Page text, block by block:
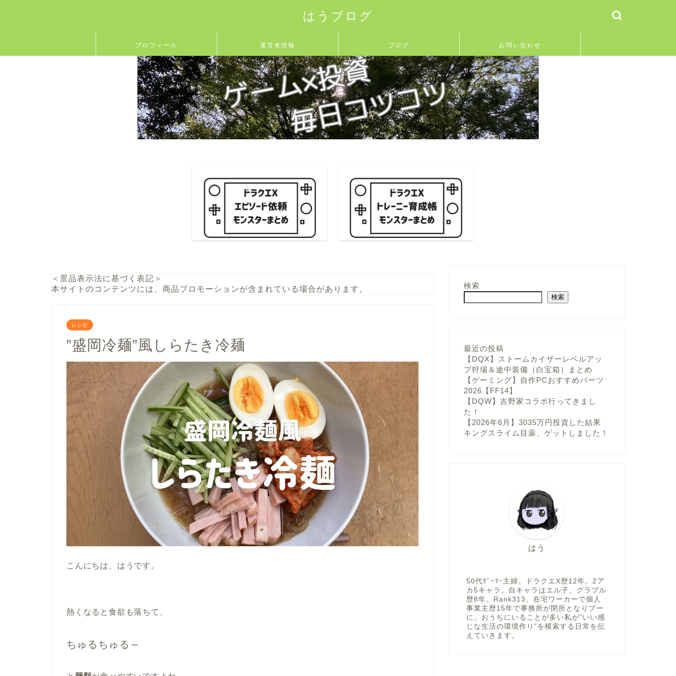
はうブログ
プロフィール 運営者情報 ブログ お問い合わせ
＜景品表示法に基づく表記＞
本サイトのコンテンツには、商品プロモーションが含まれている場合があります。
レシピ
”盛岡冷麺”風しらたき冷麺
こんにちは、はうです。
熱くなると食欲も落ちて、
ちゅるちゅる～
検索
検索
最近の投稿
【DQX】ストームカイザーレベルアッ
プ狩場＆途中装備（白宝箱）まとめ
【ゲーミング】自作PCおすすめパーツ
2026【FF14】
【DQW】吉野家コラボ行ってきまし
た！
【2026年6月】3035万円投資した結果
キングスライム目薬、ゲットしました！
はう
50代ｹﾞｰﾏｰ主婦。ドラクエX歴12年。2ア
カ5キャラ。自キャラはエル子。グラブル
歴8年。Rank313。在宅ワーカーで個人
事業主歴15年で事務所が閉所となりプー
に。おうちにいることが多い私が”いい感
じな生活の環境作り”を模索する日常を伝
えていきます。